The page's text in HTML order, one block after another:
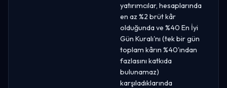
yatırımcılar, hesaplarında
en az %2 brüt kâr
olduğunda ve %40 En İyi
Gün Kuralı'nı (tek bir gün
toplam kârın %40'ından
fazlasını katkıda
bulunamaz)
karşıladıklarında